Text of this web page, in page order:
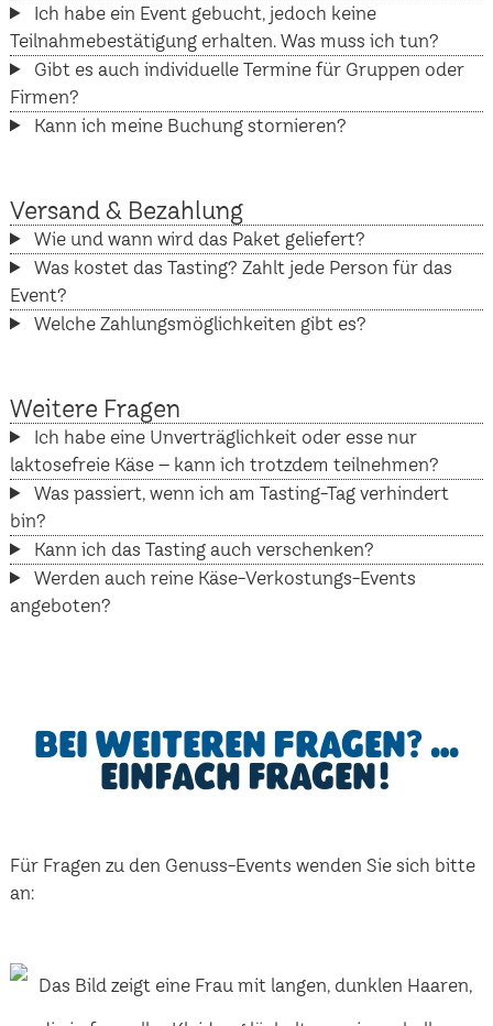
Ich habe ein Event gebucht, jedoch keine
Teilnahmebestätigung erhalten. Was muss ich tun?
Gibt es auch individuelle Termine für Gruppen oder
Firmen?
Kann ich meine Buchung stornieren?
Versand & Bezahlung
Wie und wann wird das Paket geliefert?
Was kostet das Tasting? Zahlt jede Person für das
Event?
Welche Zahlungsmöglichkeiten gibt es?
Weitere Fragen
Ich habe eine Unverträglichkeit oder esse nur
laktosefreie Käse – kann ich trotzdem teilnehmen?
Was passiert, wenn ich am Tasting-Tag verhindert
bin?
Kann ich das Tasting auch verschenken?
Werden auch reine Käse-Verkostungs-Events
angeboten?
Bei weiteren Fragen? …
einfach fragen!
Für Fragen zu den Genuss-Events wenden Sie sich bitte
an: